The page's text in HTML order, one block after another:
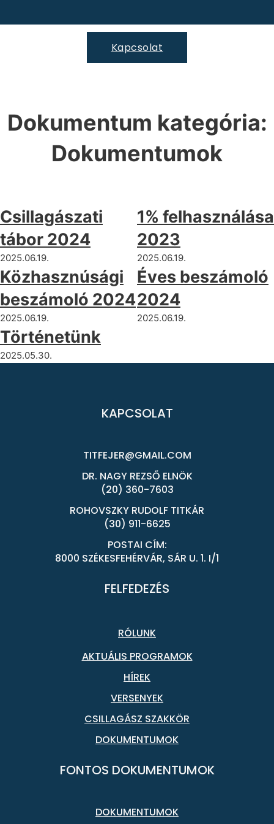
Kapcsolat
Dokumentum kategória:
Dokumentumok
Csillagászati
tábor 2024
2025.06.19.
1% felhasználása
2023
2025.06.19.
Közhasznúsági
beszámoló 2024
2025.06.19.
Éves beszámoló
2024
2025.06.19.
Történetünk
2025.05.30.
KAPCSOLAT
TITFEJER@GMAIL.COM
DR. NAGY REZSŐ ELNÖK
(20) 360-7603
ROHOVSZKY RUDOLF TITKÁR
(30) 911-6625
POSTAI CÍM:
8000 SZÉKESFEHÉRVÁR, SÁR U. 1. I/1
FELFEDEZÉS
RÓLUNK
AKTUÁLIS PROGRAMOK
HÍREK
VERSENYEK
CSILLAGÁSZ SZAKKÖR
DOKUMENTUMOK
FONTOS DOKUMENTUMOK
DOKUMENTUMOK